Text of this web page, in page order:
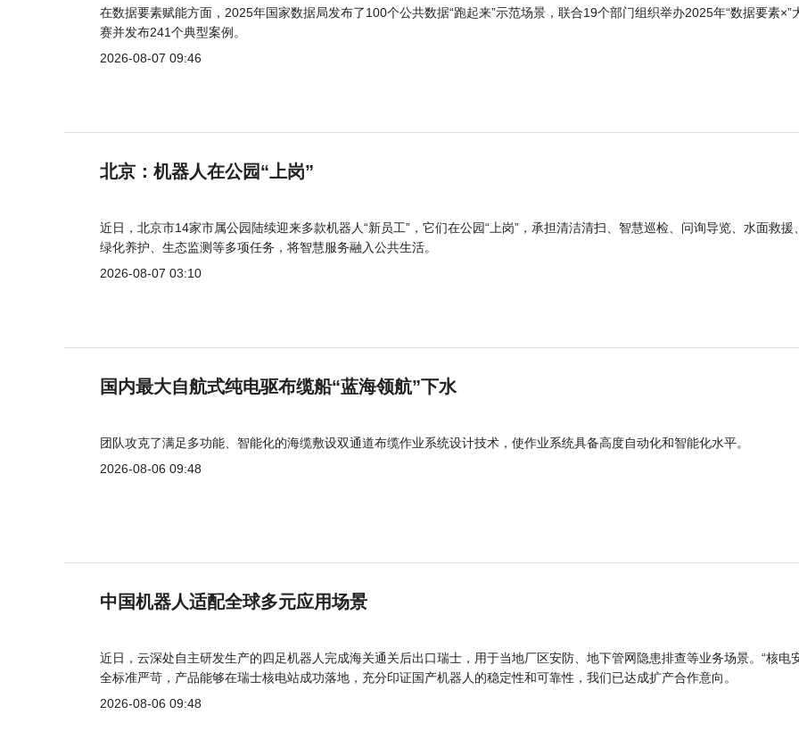
在数据要素赋能方面，2025年国家数据局发布了100个公共数据“跑起来”示范场景，联合19个部门组织举办2025年“数据要素×”
赛并发布241个典型案例。
2026-08-07 09:46
北京：机器人在公园“上岗”
近日，北京市14家市属公园陆续迎来多款机器人“新员工”，它们在公园“上岗”，承担清洁清扫、智慧巡检、问询导览、水面救援
绿化养护、生态监测等多项任务，将智慧服务融入公共生活。
2026-08-07 03:10
国内最大自航式纯电驱布缆船“蓝海领航”下水
团队攻克了满足多功能、智能化的海缆敷设双通道布缆作业系统设计技术，使作业系统具备高度自动化和智能化水平。
2026-08-06 09:48
中国机器人适配全球多元应用场景
近日，云深处自主研发生产的四足机器人完成海关通关后出口瑞士，用于当地厂区安防、地下管网隐患排查等业务场景。“核电
全标准严苛，产品能够在瑞士核电站成功落地，充分印证国产机器人的稳定性和可靠性，我们已达成扩产合作意向。
2026-08-06 09:48